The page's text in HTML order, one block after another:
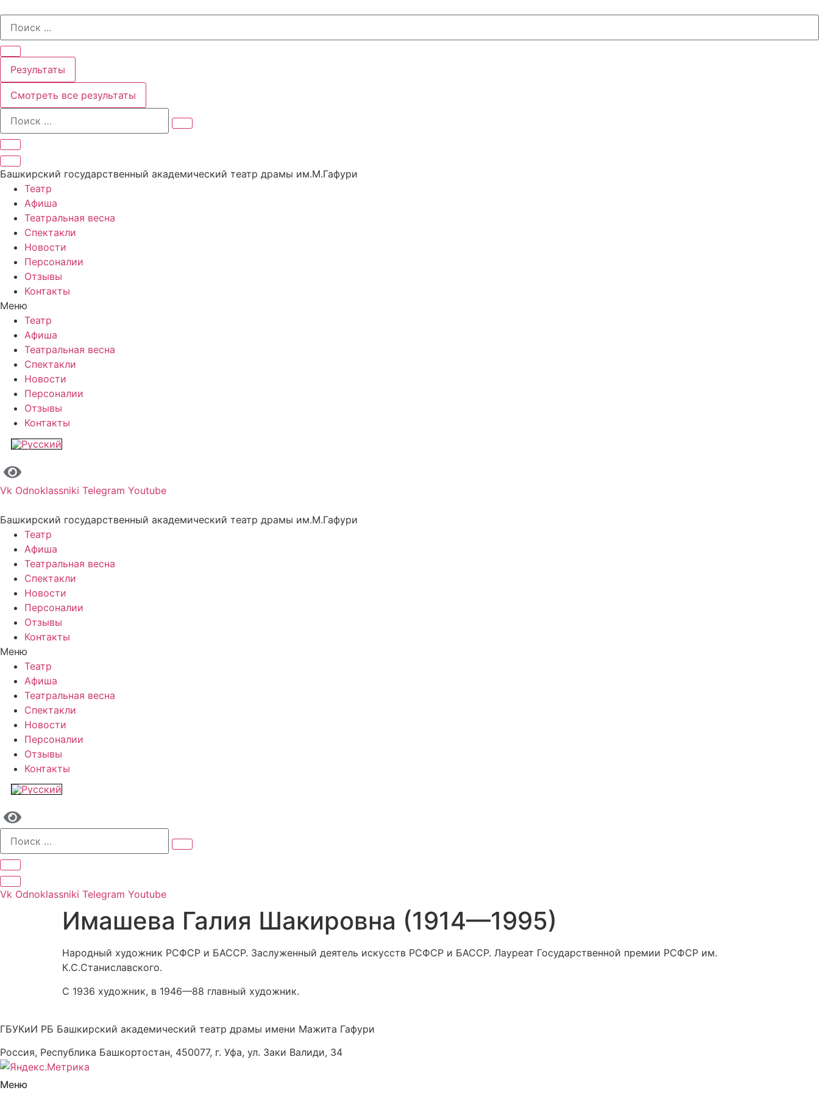
содержимому
Search
Результаты
Смотреть все результаты
Башкирский государственный академический театр драмы им.М.Гафури
Театр
Афиша
Театральная весна
Спектакли
Новости
Персоналии
Отзывы
Контакты
Меню
Театр
Афиша
Театральная весна
Спектакли
Новости
Персоналии
Отзывы
Контакты
Vk Odnoklassniki Telegram Youtube
Башкирский государственный академический театр драмы им.М.Гафури
Театр
Афиша
Театральная весна
Спектакли
Новости
Персоналии
Отзывы
Контакты
Меню
Театр
Афиша
Театральная весна
Спектакли
Новости
Персоналии
Отзывы
Контакты
Vk Odnoklassniki Telegram Youtube
Имашева Галия Шакировна (1914—1995)
Народный художник РСФСР и БАССР. Заслуженный деятель искусств РСФСР и БАССР. Лауреат Государственной премии РСФСР им.
К.С.Станиславского.
С 1936 художник, в 1946—88 главный художник.
ГБУКиИ РБ Башкирский академический театр драмы имени Мажита Гафури
Россия, Республика Башкортостан, 450077, г. Уфа, ул. Заки Валиди, 34
Меню